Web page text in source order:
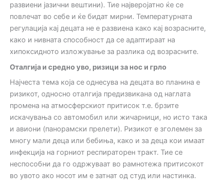
развиени јазични вештини). Тие најверојатно ќе се
повлечат во себе и ќе бидат мирни. Температурната
регулација кај децата не е развиена како кај возрасните,
како и нивната способност да се адаптираат на
хипоксидното изложување за разлика од возрасните.
Оталгија и средно уво, ризици за нос и грло
Најчестa тема која се однесува на децата во планина е
ризикот, односно оталгија предизвикана од наглата
промена на атмосферскиот притисок т.е. брзите
искачувања со автомобил или жичарници, но исто така
и авиони (панорамски прелети). Ризикот е зголемен за
многу мали деца или бебиња, како и за деца кои имаат
инфекција на горниот респираторен тракт. Тие се
неспособни да го одржуваат во рамнотежа притисокот
во увото ако носот им е затнат од студ или настинка.